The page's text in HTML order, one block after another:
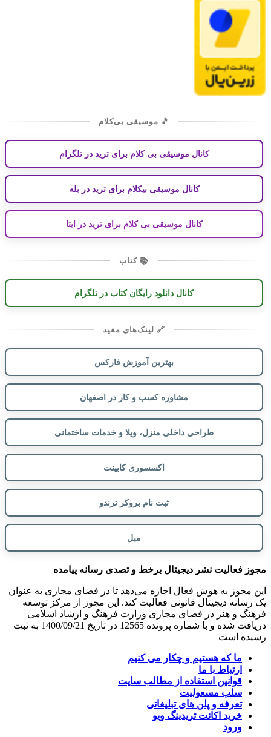
🎵 موسیقی بی‌کلام
کانال موسیقی بی کلام برای ترید در تلگرام
کانال موسیقی بیکلام برای ترید در بله
کانال موسیقی بی کلام برای ترید در ایتا
📚 کتاب
کانال دانلود رایگان کتاب در تلگرام
🔗 لینک‌های مفید
بهترین آموزش فارکس
مشاوره کسب و کار در اصفهان
طراحی داخلی منزل، ویلا و خدمات ساختمانی
اکسسوری کابینت
ثبت نام بروکر ترندو
مبل
مجوز فعالیت نشر دیجیتال برخط و تصدی رسانه پیامده
این مجوز به هوش فعال اجازه می‌دهد تا در فضای مجازی به عنوان
یک رسانه دیجیتال قانونی فعالیت کند. این مجوز از مرکز توسعه
فرهنگ و هنر در فضای مجازی وزارت فرهنگ و ارشاد اسلامی
دریافت شده و با شماره پرونده 12565 در تاریخ 1400/09/21 به ثبت
رسیده است
ما که هستیم و چکار می کنیم
ارتباط با ما
قوانین استفاده از مطالب سایت
سلب مسعولیت
تعرفه و پلن های تبلیغاتی
خرید اکانت تریدینگ ویو
ورود